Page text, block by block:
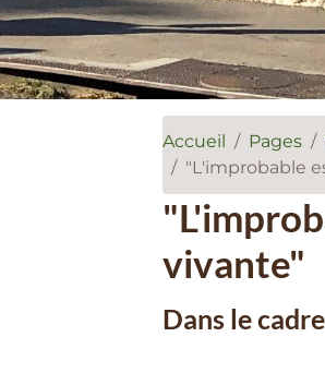
Accueil Pages
"L'improbable
vivante"
Dans le